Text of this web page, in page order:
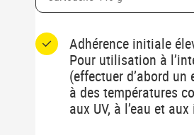
Adhérence initiale
Pour utilisation à
(effectuer d’abord
à des températures
aux UV, à l’eau et